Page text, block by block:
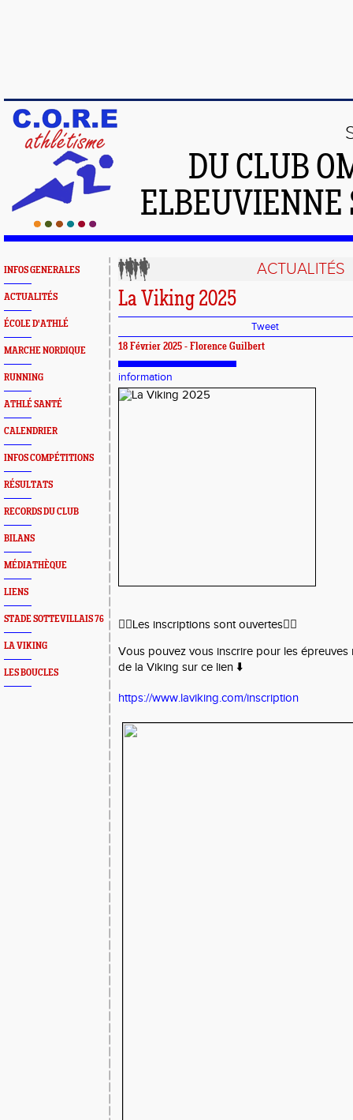
DU CLUB
INFOS GENERALES
ACTUALITÉS
ÉCOLE D'ATHLÉ
MARCHE NORDIQUE
RUNNING
ATHLÉ SANTÉ
CALENDRIER
INFOS COMPÉTITIONS
RÉSULTATS
RECORDS DU CLUB
BILANS
MÉDIATHÈQUE
LIENS
STADE SOTTEVILLAIS 76
LA VIKING
LES BOUCLES
ACTUALITÉS
La Viking 2025
Tweet
18 Février 2025 - Florence Guilbert
information
🏃‍♀️Les inscriptions sont ouvertes🏃‍♂️
Vous pouvez vous inscrire pour les
de la Viking sur ce lien ⬇️
https://www.laviking.com/inscription